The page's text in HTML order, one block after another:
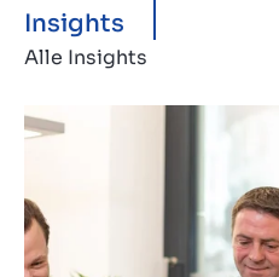
Insights
Alle Insights